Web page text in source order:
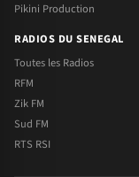
Pikini Production
RADIOS DU SENEGAL
Toutes les Radios
RFM
Zik FM
Sud FM
RTS RSI